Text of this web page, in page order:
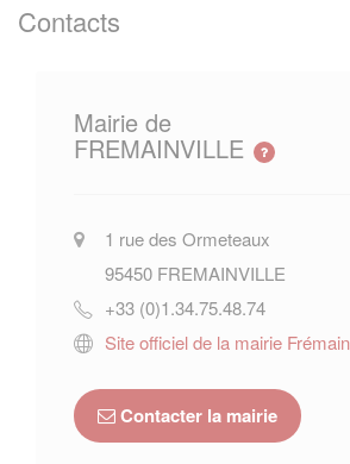
Contacts
Mairie de
FREMAINVILLE
1 rue des Ormeteaux
95450 FREMAINVILLE
+33 (0)1.34.75.48.74
Site officiel de la mairie
Contacter la mairie